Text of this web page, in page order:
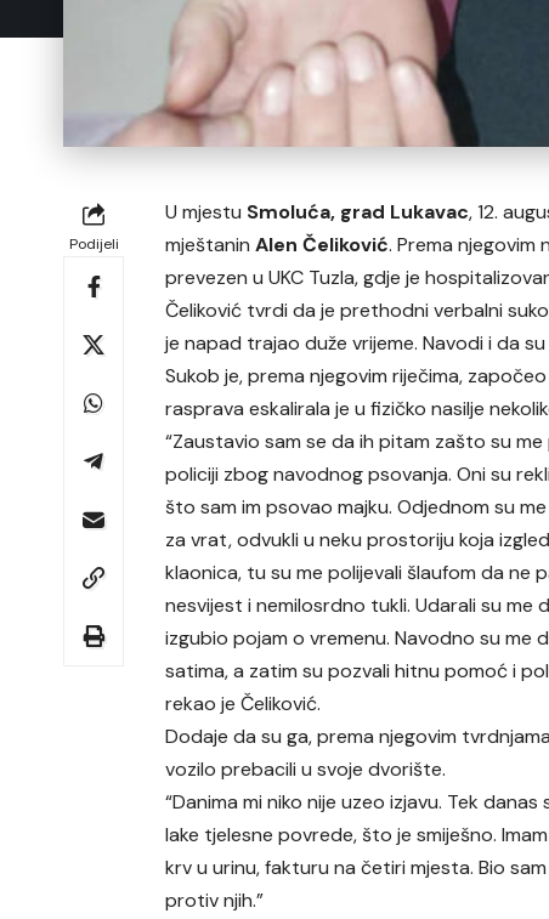
Podijeli
U mjestu Smoluća, grad Lukavac, 12.
mještaninAlen Čeliković. Prema njegovim
prevezen u UKC Tuzla, gdje je
Čeliković tvrdi da je prethodni verbalni
je napad trajao duže vrijeme. Navodi i da
Sukob je, prema njegovim riječima,
rasprava eskalirala je u fizičko nasilje
“Zaustavio sam se da ih pitam zašto su me
policiji zbog navodnog psovanja. Oni su
što sam im psovao majku. Odjednom su
za vrat, odvukli u neku prostoriju koja
klaonica, tu su me polijevali šlaufom da ne
nesvijest i nemilosrdno tukli. Udarali su me
izgubio pojam o vremenu. Navodno su me
satima, a zatim su pozvali hitnu pomoć i
rekao je Čeliković.
Dodaje da su ga, prema njegovim
vozilo prebacili u svoje dvorište.
“Danima mi niko nije uzeo izjavu. Tek
lake tjelesne povrede, što je smiješno.
krv u urinu, fakturu na četiri mjesta. Bio
protiv njih.”